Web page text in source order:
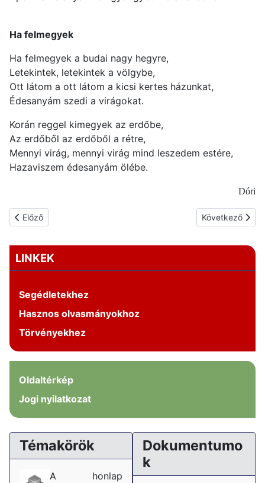
LINKEK
Segédletekhez
Hasznos olvasmányokhoz
Törvényekhez
Oldaltérkép
Jogi nyilatkozat
Ha felmegyek
Ha felmegyek a budai nagy hegyre,
Letekintek, letekintek a völgybe,
Ott látom a ott látom a kicsi kertes házunkat,
Édesanyám szedi a virágokat.
Korán reggel kimegyek az erdőbe,
Az erdőből az erdőből a rétre,
Mennyi virág, mennyi virág mind leszedem estére,
Hazaviszem édesanyám ölébe.
Dóri
Előző cikk: Versek anyák napjára
Előző Következő
Következő
Témakörök
A honlap
Dokumentumo
k